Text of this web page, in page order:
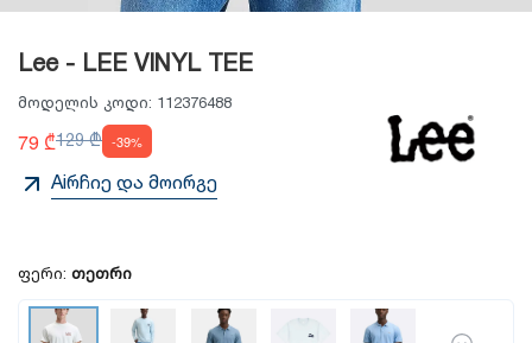
Lee - LEE VINYL TEE
მოდელის კოდი: 112376488
79 ₾129 ₾ -39%
Aiრჩიე და მოირგე
ფერი: თეთრი